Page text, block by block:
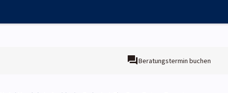
Beratungstermin buchen